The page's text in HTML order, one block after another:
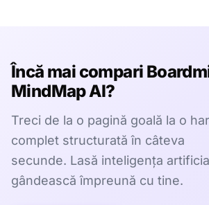
Încă mai compari
MindMap AI?
Treci de la o pagină goală la o
complet structurată în câteva
secunde. Lasă inteligența
gândească împreună cu tine.